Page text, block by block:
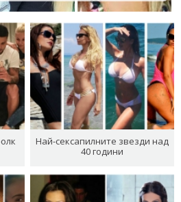
Най-сексапилните звезди над
40 години